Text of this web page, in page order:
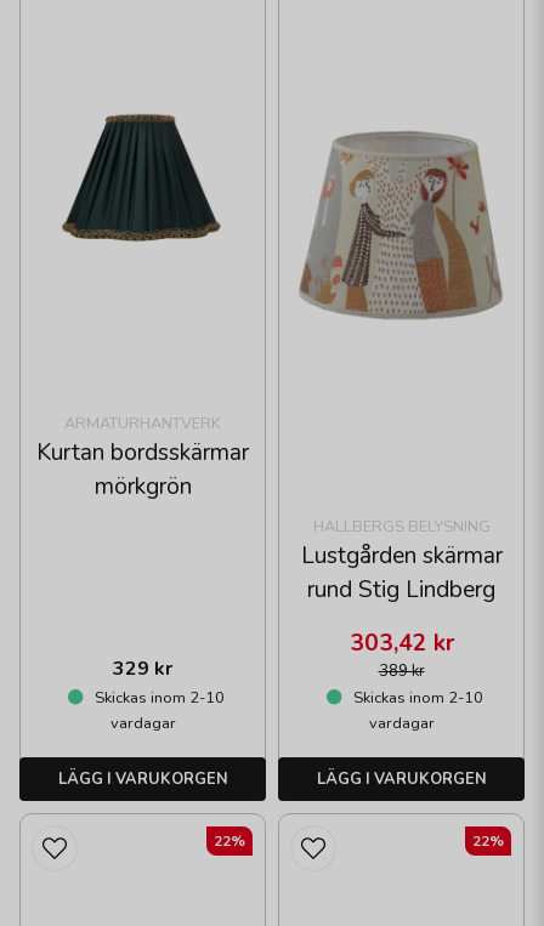
ARMATURHANTVERK
Kurtan bordsskärmar
mörkgrön
329 kr
Skickas inom 2-10
vardagar
LÄGG I VARUKORGEN
HALLBERGS BELYSNING
Lustgården skärmar
rund Stig Lindberg
389 kr
303,42 kr
Skickas inom 2-10
vardagar
LÄGG I VARUKORGEN
22% 22%